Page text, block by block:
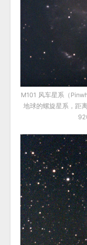
M101 风车星系（
地球的螺旋星系，距